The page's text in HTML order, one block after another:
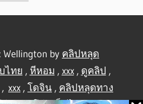
Wellington by คลิปหลุด
ไทย , หีหอม , xxx, ดูคลิป ,
, xxx , โดจิน , คลิปหลุดทาง